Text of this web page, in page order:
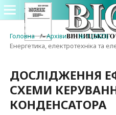
Головна / Архіви / № 1 (2023) /
Енергетика, електротехніка та
ДОСЛІДЖЕННЯ
СХЕМИ
КОНДЕНСАТОРА